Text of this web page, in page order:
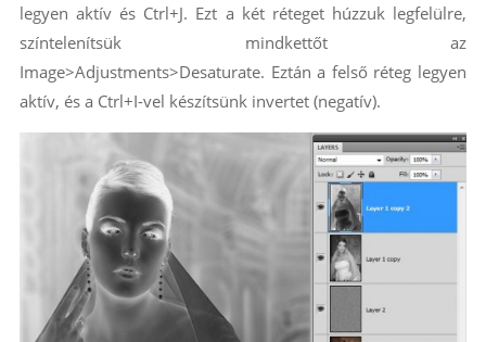
legyen aktív és Ctrl+J. Ezt a két réteget húzzuk legfelülre,
színtelenítsük mindkettőt az
Image>Adjustments>Desaturate. Eztán a felső réteg legyen
aktív, és a Ctrl+I-vel készítsünk invertet (negatív).